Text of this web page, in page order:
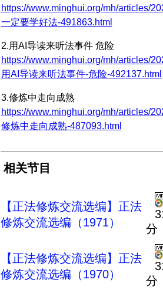
https://www.minghui.org/mh/articles/
一定要学好法-491863.html
2.用AI导读来听法事件 危险
https://www.minghui.org/mh/articles/
用AI导读来听法事件-危险-492137.html
3.修炼中走向成熟
https://www.minghui.org/mh/articles/
修炼中走向成熟-487093.html
相关节目
【正法修炼交流选编】正法
修炼交流选编（1971）
分
【正法修炼交流选编】正法
修炼交流选编（1970）
分